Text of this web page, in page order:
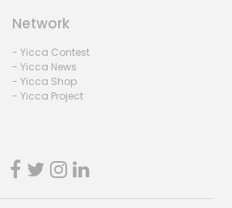
Network
- Yicca Contest
- Yicca News
- Yicca Shop
- Yicca Project